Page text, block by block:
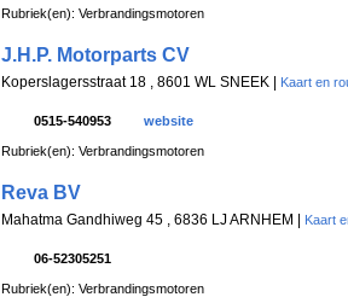
Rubriek(en): Verbrandingsmotoren
J.H.P. Motorparts CV
Koperslagersstraat 18 , 8601 WL SNEEK | Kaart en
0515-540953 website
Rubriek(en): Verbrandingsmotoren
Reva BV
Mahatma Gandhiweg 45 , 6836 LJ ARNHEM | Kaart
06-52305251
Rubriek(en): Verbrandingsmotoren